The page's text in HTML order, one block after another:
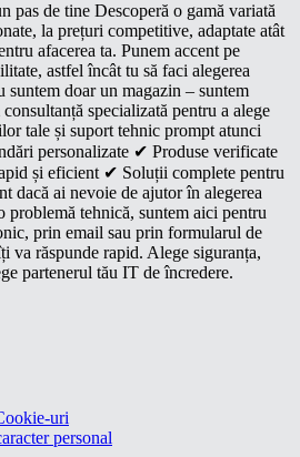
pas de tine Descoperă o gamă variată
la prețuri competitive, adaptate atât
afacerea ta. Punem accent pe
astfel încât tu să faci alegerea
doar un magazin – suntem
specializată pentru a alege
tale și suport tehnic prompt atunci
personalizate ✔ Produse verificate
și eficient ✔ Soluții complete pentru
dacă ai nevoie de ajutor în alegerea
problemă tehnică, suntem aici pentru
prin email sau prin formularul de
va răspunde rapid. Alege siguranța,
partenerul tău IT de încredere.
uri
personal